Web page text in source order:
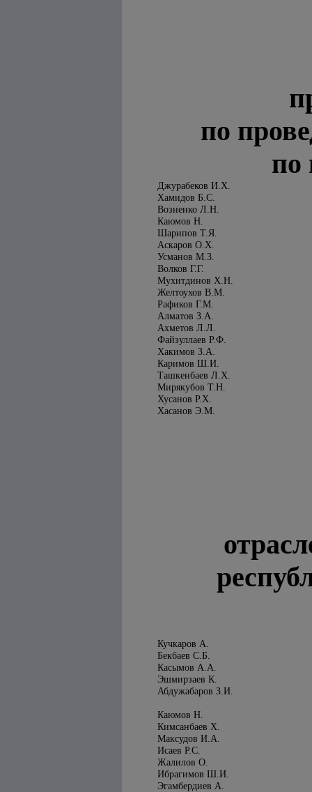
по
по
Джурабеков И.Х.
Хамидов Б.С.
Возненко Л.Н.
Каюмов Н.
Шарипов Т.Я.
Аскаров О.Х.
Усманов М.3.
Волков Г.Г.
Мухитдинов Х.Н.
Желтоухов В.М.
Рафиков Г.М.
Алматов З.А.
Ахметов Л.Л.
Файзуллаев Р.Ф.
Хакимов З.А.
Каримов Ш.И.
Ташкенбаев Л.Х.
Мирякубов Т.Н.
Хусанов Р.Х.
Хасанов Э.М.
Кучкаров А.
Бекбаев С.Б.
Касымов А.А.
Эшмирзаев К.
Абдужабаров З.И.
Каюмов Н.
Кимсанбаев X.
Максудов И.А.
Исаев Р.С.
Жалилов О.
Ибрагимов Ш.И.
Эгамбердиев А.